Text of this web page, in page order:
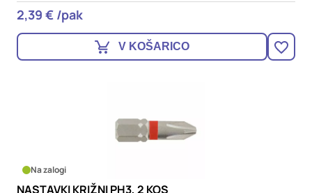
2,39 € /pak
V KOŠARICO
Na zalogi
NASTAVKI KRIŽNI PH3, 2 KOS